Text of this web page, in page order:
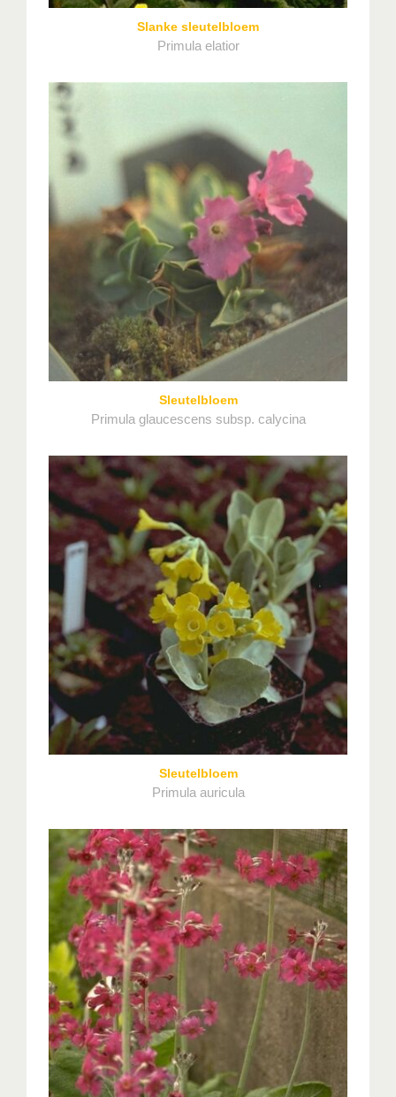
Slanke sleutelbloem
Primula elatior
Sleutelbloem
Primula glaucescens subsp. calycina
Sleutelbloem
Primula auricula